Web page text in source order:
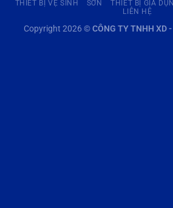
THIẾT BỊ VỆ SINH
SƠN THIẾT BỊ GIA
LIÊN HỆ
Copyright 2026 ©CÔNG TY TNHH XD